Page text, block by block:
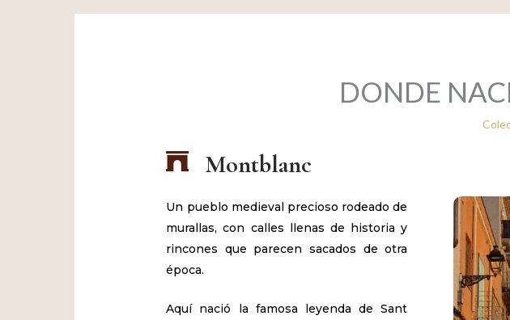
DONDE
Montblanc
Un pueblo medieval precioso rodeado de
murallas, con calles llenas de historia y
rincones que parecen sacados de otra
época.
Aquí nació la famosa leyenda de Sant